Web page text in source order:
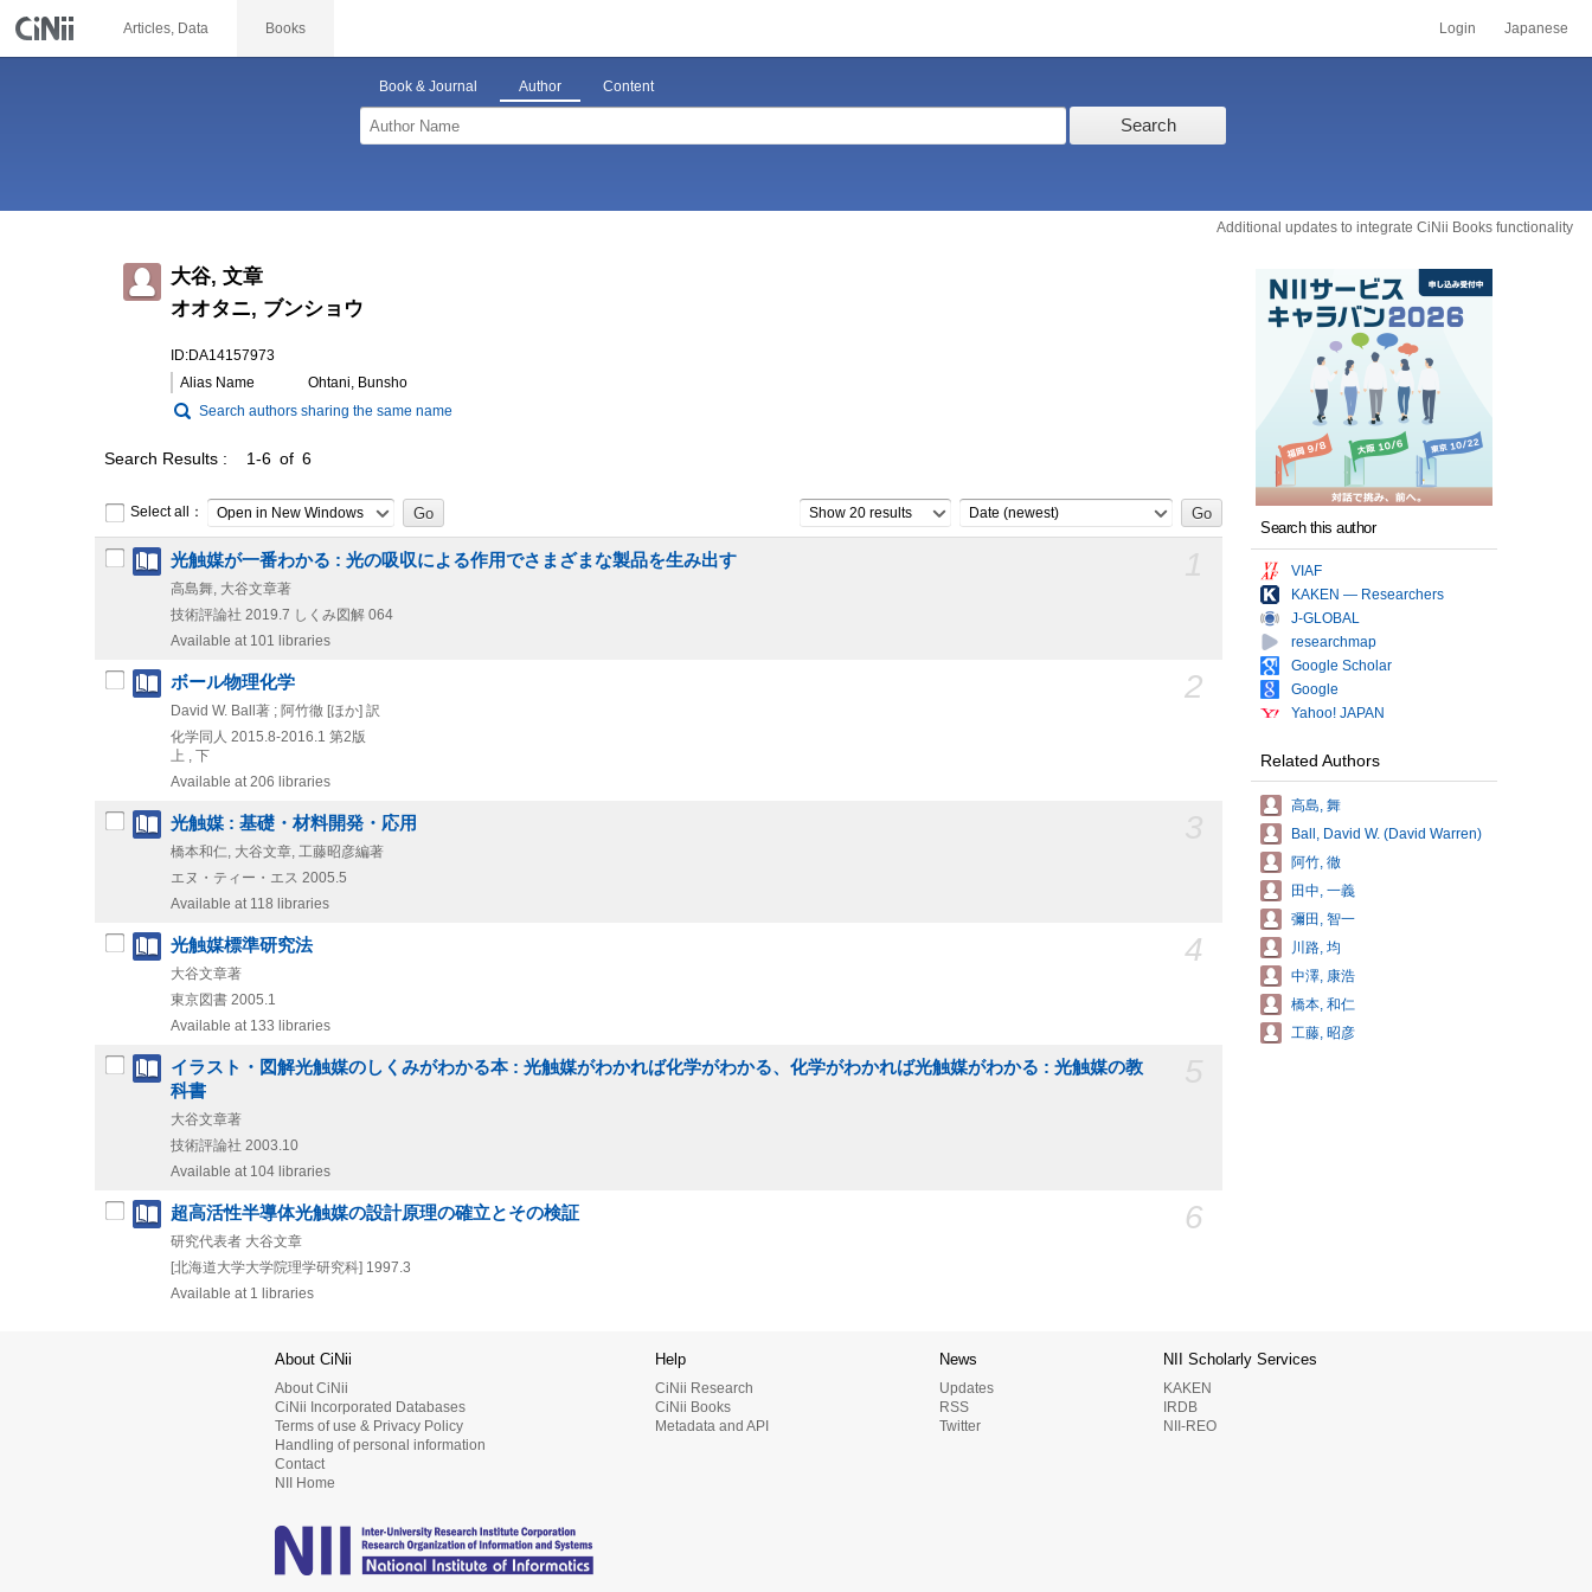
Articles, Data Books Login Japanese
Book & Journal Author Content
Search
Additional updates to integrate CiNii Books functionality
大谷, 文章
オオタニ, ブンショウ
ID:DA14157973
Alias Name
Ohtani, Bunsho
Search authors sharing the same name
Search Results 1-6 of 6
Select all： Open in New Windows Show 20 results Date (newest)
光触媒が一番わかる : 光の吸収による作用でさまざまな製品を生み出す
高島舞, 大谷文章著
技術評論社 2019.7 しくみ図解 064
Available at 101 libraries
2
ボール物理化学
David W. Ball著 ; 阿竹徹 [ほか] 訳
化学同人 2015.8-2016.1 第2版
上 , 下
Available at 206 libraries
光触媒 : 基礎・材料開発・応用
橋本和仁, 大谷文章, 工藤昭彦編著
エヌ・ティー・エス 2005.5
Available at 118 libraries
4
光触媒標準研究法
大谷文章著
東京図書 2005.1
Available at 133 libraries
イラスト・図解光触媒のしくみがわかる本 : 光触媒がわかれば化学がわかる、化学がわかれば光触媒がわかる : 光触媒の教
科書
大谷文章著
技術評論社 2003.10
Available at 104 libraries
6
超高活性半導体光触媒の設計原理の確立とその検証
研究代表者 大谷文章
[北海道大学大学院理学研究科] 1997.3
Available at 1 libraries
Search this author
VIAF
KAKEN — Researchers
J-GLOBAL
researchmap
Google Scholar
Google
Yahoo! JAPAN
Related Authors
高島, 舞
Ball, David W. (David Warren)
阿竹, 徹
田中, 一義
彌田, 智一
川路, 均
中澤, 康浩
橋本, 和仁
工藤, 昭彦
About CiNii
About CiNii
CiNii Incorporated Databases
Terms of use & Privacy Policy
Handling of personal information
Contact
NII Home
Help
CiNii Research
CiNii Books
Metadata and API
News
Updates
RSS
Twitter
NII Scholarly Services
KAKEN
IRDB
NII-REO